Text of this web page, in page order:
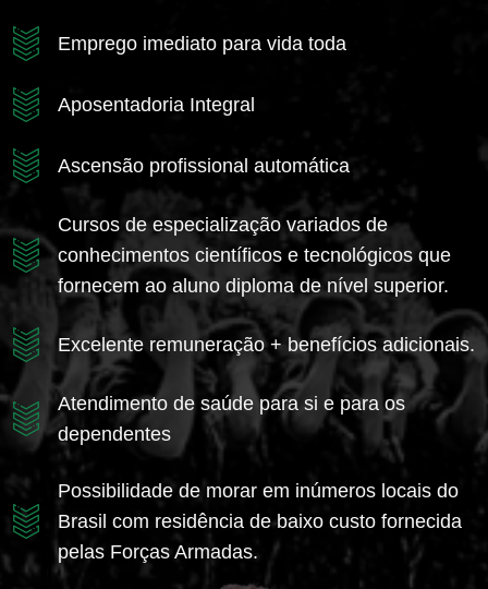
Emprego imediato para vida toda
Aposentadoria Integral
Ascensão profissional automática
Cursos de especialização variados de
conhecimentos científicos e tecnológicos que
fornecem ao aluno diploma de nível superior.
Excelente remuneração + benefícios adicionais.
Atendimento de saúde para si e para os
dependentes
Possibilidade de morar em inúmeros locais do
Brasil com residência de baixo custo fornecida
pelas Forças Armadas.